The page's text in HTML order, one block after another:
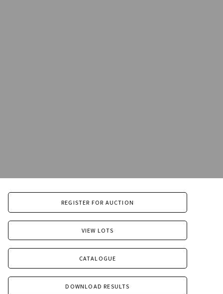
REGISTER FOR AUCTION
VIEW LOTS
CATALOGUE
DOWNLOAD RESULTS